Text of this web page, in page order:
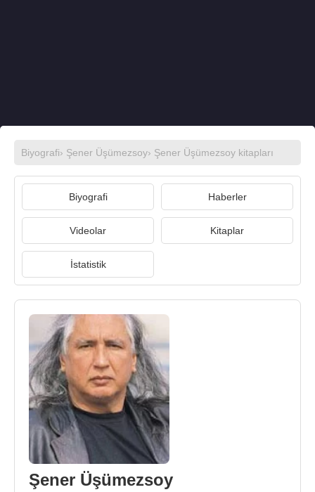
Biyografi› Şener Üşümezsoy› Şener Üşümezsoy kitapları
Biyografi Haberler
Videolar Kitaplar
İstatistik
Şener Üşümezsoy